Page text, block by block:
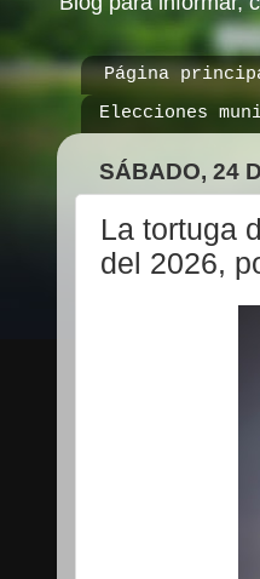
Página
Elecciones
SÁBADO, 24
La tortuga
del 2026,